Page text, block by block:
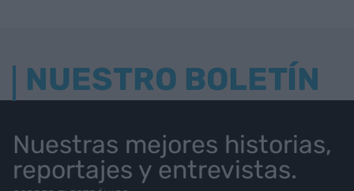
NUESTRO BOLETÍN
Nuestras mejores historias,
reportajes y entrevistas.